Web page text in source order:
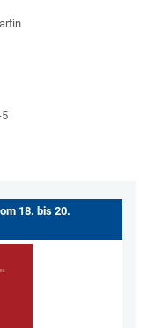
18. bis 20.